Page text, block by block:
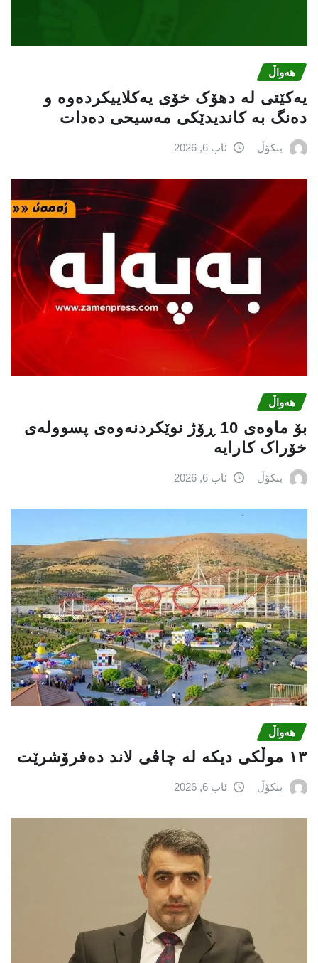
هەواڵ
یەکێتی لە دهۆک خۆی یەکلاییکردەوە و
دەنگ بە کاندیدێکی مەسیحی دەدات
بنکۆڵ ئاب 6, 2026
هەواڵ
بۆ ماوەی 10 ڕۆژ نوێکردنەوەی پسوولەی
خۆراک کارایە
بنکۆڵ ئاب 6, 2026
هەواڵ
١٣ موڵکی دیکە لە چاڤی لاند دەفرۆشرێت
بنکۆڵ ئاب 6, 2026